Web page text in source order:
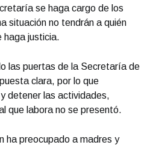
se haga cargo de los
situación no tendrán a quién
haga justicia.
las puertas de la Secretaría de
clara, por lo que
detener las actividades,
que labora no se presentó.
ha preocupado a madres y